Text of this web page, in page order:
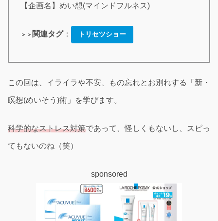
【企画名】めい想(マインドフルネス)
＞＞ 関連タグ： トリセツショー
この回は、イライラや不安、もの忘れとお別れする「新・
瞑想(めいそう)術」を学びます。
科学的なストレス対策であって、怪しくもないし、スピっ
てもないのね（笑）
sponsored